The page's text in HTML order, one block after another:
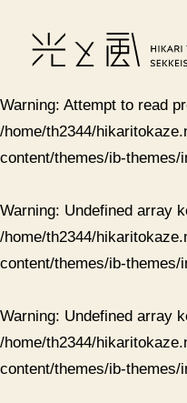
Warning: Attempt to read
/home/th2344/
content/themes/ib-themes/
Warning: Undefined array
/home/th2344/
content/themes/ib-themes/
Warning: Undefined array
/home/th2344/
content/themes/ib-themes/